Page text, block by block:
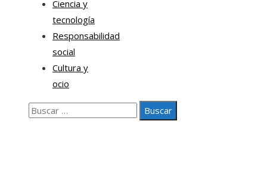
Ciencia y
tecnología
Responsabilidad
social
Cultura y
ocio
Buscar: